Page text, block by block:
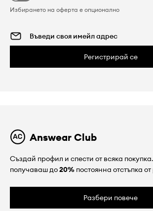
Избирането на оферта е опционално
Регистрирай се
Answear Club
Създай профил и спести от всяка
получаваш до20% постоянна отстъпка
Разбери повече